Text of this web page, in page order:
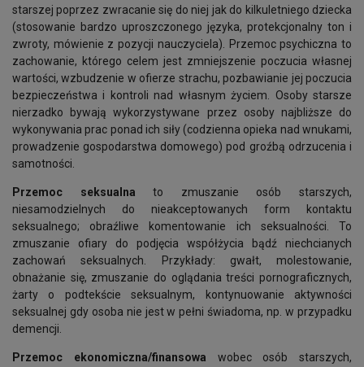
starszej poprzez zwracanie się do niej jak do kilkuletniego dziecka
(stosowanie bardzo uproszczonego języka, protekcjonalny ton i
zwroty, mówienie z pozycji nauczyciela). Przemoc psychiczna to
zachowanie, którego celem jest zmniejszenie poczucia własnej
wartości, wzbudzenie w ofierze strachu, pozbawianie jej poczucia
bezpieczeństwa i kontroli nad własnym życiem. Osoby starsze
nierzadko bywają wykorzystywane przez osoby najbliższe do
wykonywania prac ponad ich siły (codzienna opieka nad wnukami,
prowadzenie gospodarstwa domowego) pod groźbą odrzucenia i
samotności.
Przemoc seksualna to zmuszanie osób starszych,
niesamodzielnych do nieakceptowanych form kontaktu
seksualnego; obraźliwe komentowanie ich seksualności. To
zmuszanie ofiary do podjęcia współżycia bądź niechcianych
zachowań seksualnych. Przykłady: gwałt, molestowanie,
obnażanie się, zmuszanie do oglądania treści pornograficznych,
żarty o podtekście seksualnym, kontynuowanie aktywności
seksualnej gdy osoba nie jest w pełni świadoma, np. w przypadku
demencji.
Przemoc ekonomiczna/finansowa wobec osób starszych,